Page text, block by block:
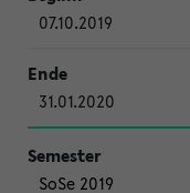
07.10.2019
31.01.2020
SoSe 2019